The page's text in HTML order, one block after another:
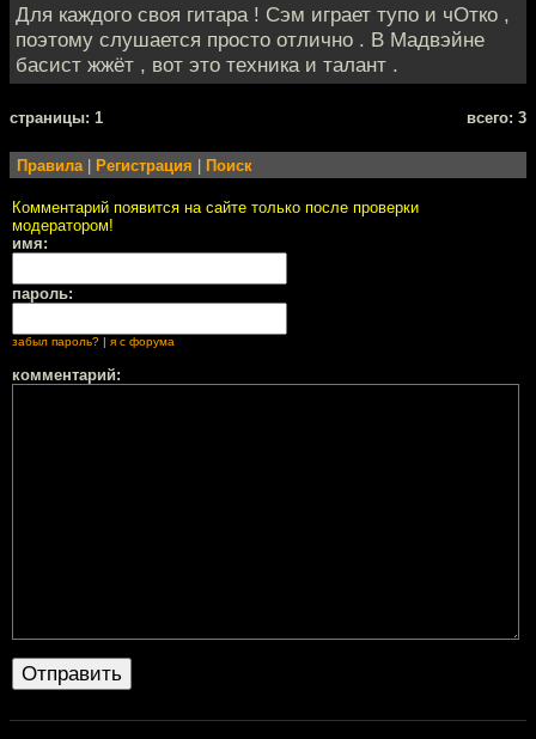
Для каждого своя гитара ! Сэм играет тупо и чОтко ,
поэтому слушается просто отлично . В Мадвэйне
басист жжёт , вот это техника и талант .
cтраницы: 1 всего: 3
Правила Регистрация Поиск
Комментарий появится на сайте только после проверки
модератором!
имя:
пароль:
забыл пароль? | я с форума
комментарий: